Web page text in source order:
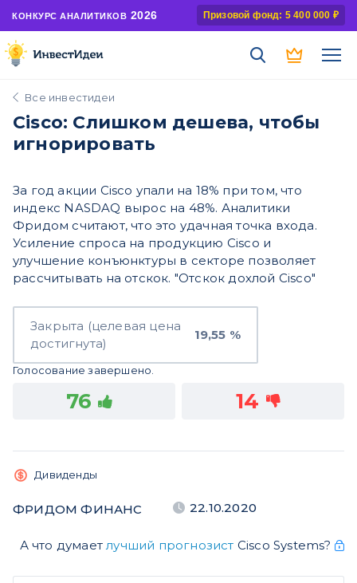
КОНКУРС АНАЛИТИКОВ 2026 Призовой фонд: 5 400 000 ₽
Все инвестидеи
Cisco: Слишком дешева, чтобы
игнорировать
За год акции Cisco упали на 18% при том, что
индекс NASDAQ вырос на 48%. Аналитики
Фридом считают, что это удачная точка входа.
Усиление спроса на продукцию Cisco и
улучшение конъюнктуры в секторе позволяет
рассчитывать на отскок. "Отскок дохлой Cisco"
Закрыта (целевая цена
достигнута)
19,55 %
Голосование завершено.
76 14
Дивиденды
ФРИДОМ ФИНАНС 22.10.2020
А что думает лучший прогнозист Cisco Systems?